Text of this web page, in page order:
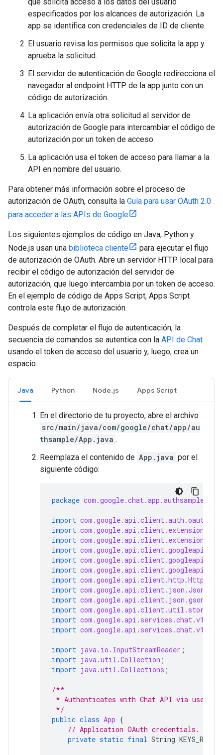
especificados por los alcances de autorización. La
app se identifica con credenciales de ID de cliente.
El usuario revisa los permisos que solicita la app y
aprueba la solicitud.
El servidor de autenticación de Google redirecciona el
navegador al endpoint HTTP de la app junto con un
código de autorización.
La aplicación envía otra solicitud al servidor de
autorización de Google para intercambiar el código de
autorización por un token de acceso.
La aplicación usa el token de acceso para llamar a la
API en nombre del usuario.
Para obtener más información sobre el proceso de
autorización de OAuth, consulta la Guía para usar OAuth 2.0
para acceder a las APIs de Google
.
Los siguientes ejemplos de código en Java, Python y
Node.js usan una biblioteca cliente
para ejecutar el flujo
de autorización de OAuth. Abre un servidor HTTP local para
recibir el código de autorización del servidor de
autorización, que luego intercambia por un token de acceso.
En el ejemplo de código de Apps Script, Apps Script
controla este flujo de autorización.
Después de completar el flujo de autenticación, la
secuencia de comandos se autentica con la API de Chat
usando el token de acceso del usuario y, luego, crea un
espacio.
Java Python Node.js Apps Script
En el directorio de tu proyecto, abre el archivo
src/main/java/com/google/chat/app/au
thsample/App.java .
Reemplaza el contenido de App.java por el
siguiente código:
package com.google.chat.app.authsample
import
import
import
import
import
import
import
import
import
import
import
import
import java.io.InputStreamReader ;
import java.util.Collection ;
import java.util.Collections ;
/**
* Authenticates with Chat API via user
*/
public class App {
// Application OAuth credentials.
private static final String